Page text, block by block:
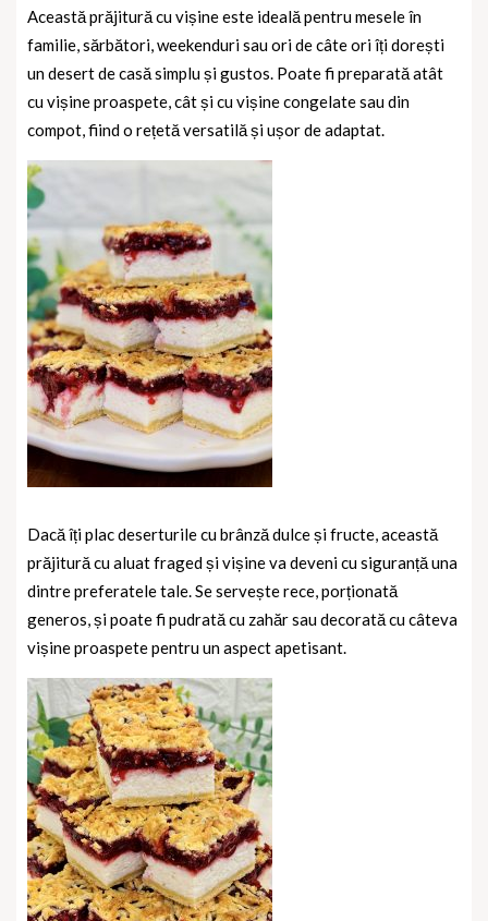
Această prăjitură cu vișine este ideală pentru mesele în
familie, sărbători, weekenduri sau ori de câte ori îți dorești
un desert de casă simplu și gustos. Poate fi preparată atât
cu vișine proaspete, cât și cu vișine congelate sau din
compot, fiind o rețetă versatilă și ușor de adaptat.
Dacă îți plac deserturile cu brânză dulce și fructe, această
prăjitură cu aluat fraged și vișine va deveni cu siguranță una
dintre preferatele tale. Se servește rece, porționată
generos, și poate fi pudrată cu zahăr sau decorată cu câteva
vișine proaspete pentru un aspect apetisant.